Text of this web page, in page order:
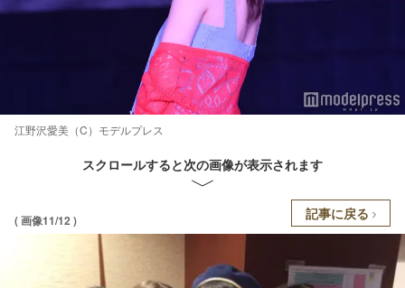
江野沢愛美（C）モデルプレス
スクロールすると次の画像が表示されます
( 画像11/12 ) 記事に戻る